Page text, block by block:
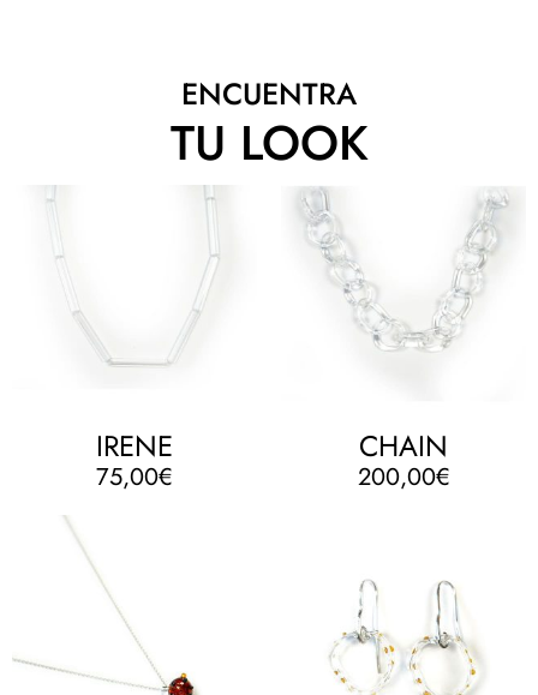
ENCUENTRA
TU LOOK
IRENE
75,00€
CHAIN
200,00€